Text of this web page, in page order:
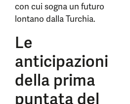
con cui sogna un futuro
lontano dalla Turchia.
Le
anticipazioni
della prima
puntata del